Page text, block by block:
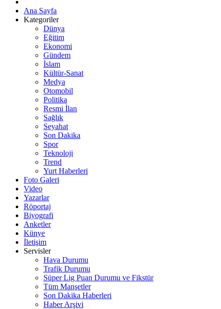
Ana Sayfa
Kategoriler
Dünya
Eğitim
Ekonomi
Gündem
İslam
Kültür-Sanat
Medya
Otomobil
Politika
Resmi İlan
Sağlık
Seyahat
Son Dakika
Spor
Teknoloji
Trend
Yurt Haberleri
Foto Galeri
Video
Yazarlar
Röportaj
Biyografi
Anketler
Künye
İletişim
Servisler
Hava Durumu
Trafik Durumu
Süper Lig Puan Durumu ve Fikstür
Tüm Manşetler
Son Dakika Haberleri
Haber Arşivi